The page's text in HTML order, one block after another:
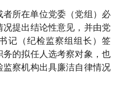
所在单位党委（党组）必
提出结论性意见，并由党
记（纪检监察组组长）签
的拟任人选考察对象，也
察机构出具廉洁自律情况